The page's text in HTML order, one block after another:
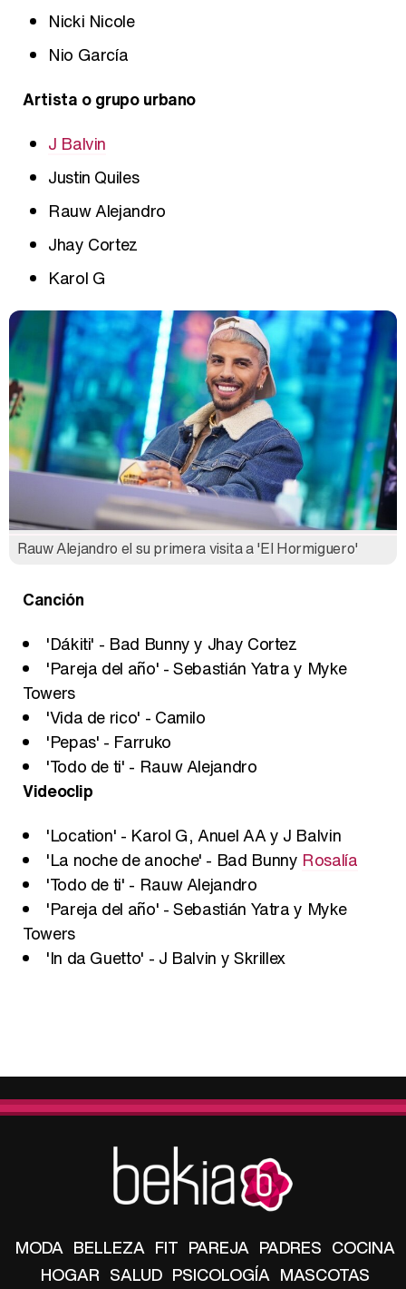
Nicki Nicole
Nio García
Artista o grupo urbano
J Balvin
Justin Quiles
Rauw Alejandro
Jhay Cortez
Karol G
Rauw Alejandro el su primera visita a 'El Hormiguero'
Canción
'Dákiti' - Bad Bunny y Jhay Cortez
'Pareja del año' - Sebastián Yatra y Myke
Towers
'Vida de rico' - Camilo
'Pepas' - Farruko
'Todo de ti' - Rauw Alejandro
Videoclip
'Location' - Karol G, Anuel AA y J Balvin
'La noche de anoche' - Bad Bunny Rosalía
'Todo de ti' - Rauw Alejandro
'Pareja del año' - Sebastián Yatra y Myke
Towers
'In da Guetto' - J Balvin y Skrillex
MODA BELLEZA FIT PAREJA PADRES COCINA
HOGAR SALUD PSICOLOGÍA MASCOTAS